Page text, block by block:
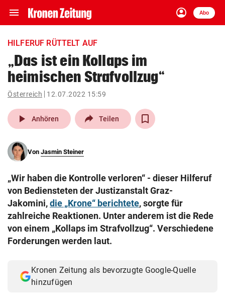
menu Navigation
ein-/ausklappen
account_circle
Anmelden
Abo
close Schließen
account_circle Anmelden
arrow_right
pin_drop
Wien arrow_right
search
eingeben
© Krone Multimedia GmbH & Co KG 2026
Muthgasse 2, 1190 Wien
HILFERUF RÜTTELT AUF
„Das ist ein Kollaps im
heimischen Strafvollzug“
Österreich 12.07.2022 15:59
play_arrow Anhören Teilen
Von Jasmin Steiner
„Wir haben die Kontrolle verloren“ - dieser Hilferuf
von Bediensteten der Justizanstalt Graz-
Jakomini,die „Krone“ berichtete, sorgte für
zahlreiche Reaktionen. Unter anderem ist die Rede
von einem „Kollaps im Strafvollzug“. Verschiedene
Forderungen werden laut.
Kronen Zeitung als bevorzugte Google-Quelle
hinzufügen